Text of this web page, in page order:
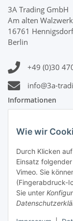
Wie wir
Durch Klicken
Einsatz
Vimeo. Sie
(Fingerabdruck-
Sie unter
3A Trading GmbH
Am alten
16761
Berlin
+49 (0)30
info@3a-
Informationen
Gesetzliche